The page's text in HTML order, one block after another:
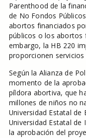
Parenthood de la
de No Fondos
abortos financiados
públicos o los abortos
embargo, la HB 220
proporcionen
Según la Alianza de
momento de la
píldora abortiva, que
millones de niños no
Universidad Estatal de
Universidad Estatal de
la aprobación del